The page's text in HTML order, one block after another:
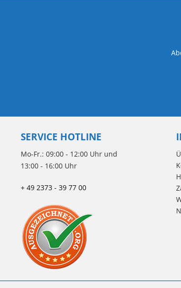
SERVICE HOTLINE
Mo-Fr.: 09:00 - 12:00 Uhr und
13:00 - 16:00 Uhr
+ 49 2373 - 39 77 00